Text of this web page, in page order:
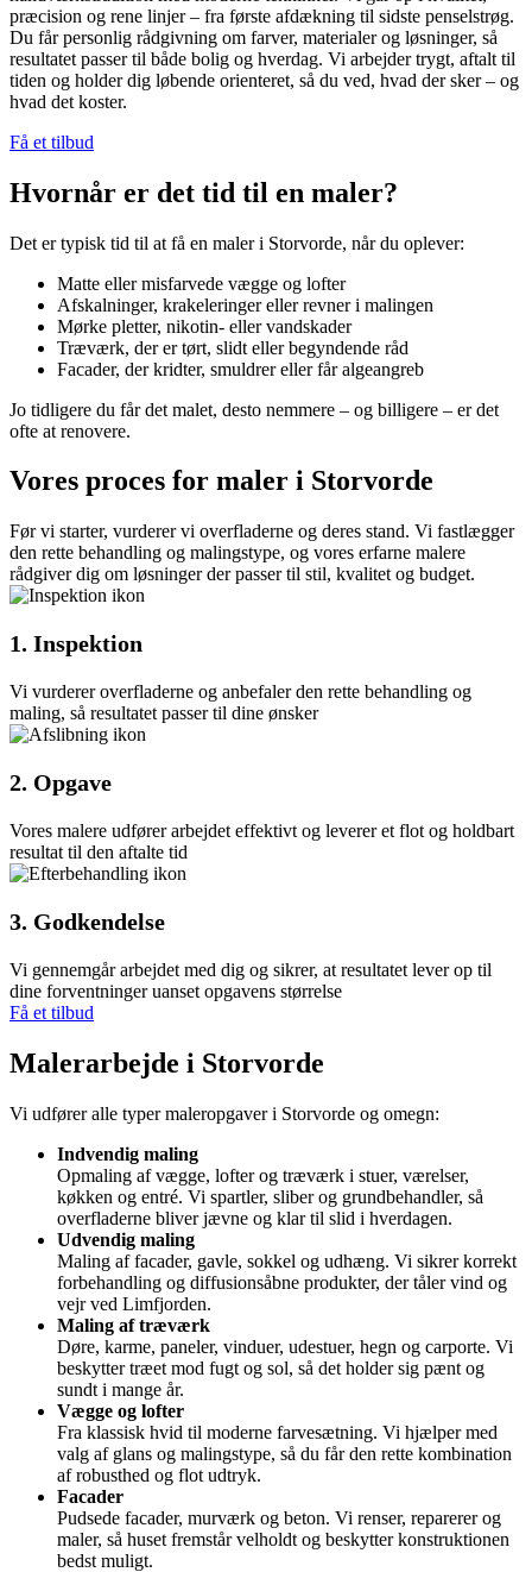
præcision og rene linjer – fra første afdækning til sidste penselstrøg.
Du får personlig rådgivning om farver, materialer og løsninger, så
resultatet passer til både bolig og hverdag. Vi arbejder trygt, aftalt til
tiden og holder dig løbende orienteret, så du ved, hvad der sker – og
hvad det koster.
Få et tilbud
Hvornår er det tid til en maler?
Det er typisk tid til at få en maler i Storvorde, når du oplever:
Matte eller misfarvede vægge og lofter
Afskalninger, krakeleringer eller revner i malingen
Mørke pletter, nikotin- eller vandskader
Træværk, der er tørt, slidt eller begyndende råd
Facader, der kridter, smuldrer eller får algeangreb
Jo tidligere du får det malet, desto nemmere – og billigere – er det
ofte at renovere.
Vores proces for maler i Storvorde
Før vi starter, vurderer vi overfladerne og deres stand. Vi fastlægger
den rette behandling og malingstype, og vores erfarne malere
rådgiver dig om løsninger der passer til stil, kvalitet og budget.
1. Inspektion
Vi vurderer overfladerne og anbefaler den rette behandling og
maling, så resultatet passer til dine ønsker
2. Opgave
Vores malere udfører arbejdet effektivt og leverer et flot og holdbart
resultat til den aftalte tid
3. Godkendelse
Vi gennemgår arbejdet med dig og sikrer, at resultatet lever op til
dine forventninger uanset opgavens størrelse
Få et tilbud
Malerarbejde i Storvorde
Vi udfører alle typer maleropgaver i Storvorde og omegn:
Indvendig maling
Opmaling af vægge, lofter og træværk i stuer, værelser,
køkken og entré. Vi spartler, sliber og grundbehandler, så
overfladerne bliver jævne og klar til slid i hverdagen.
Udvendig maling
Maling af facader, gavle, sokkel og udhæng. Vi sikrer korrekt
forbehandling og diffusionsåbne produkter, der tåler vind og
vejr ved Limfjorden.
Maling af træværk
Døre, karme, paneler, vinduer, udestuer, hegn og carporte. Vi
beskytter træet mod fugt og sol, så det holder sig pænt og
sundt i mange år.
Vægge og lofter
Fra klassisk hvid til moderne farvesætning. Vi hjælper med
valg af glans og malingstype, så du får den rette kombination
af robusthed og flot udtryk.
Facader
Pudsede facader, murværk og beton. Vi renser, reparerer og
maler, så huset fremstår velholdt og beskytter konstruktionen
bedst muligt.